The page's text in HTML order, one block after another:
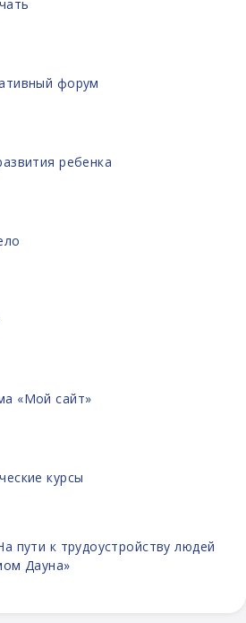
форум
ребенка
«Мой сайт»
курсы
пути к трудоустройству людей
Дауна»